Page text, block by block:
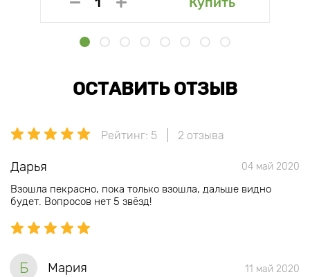
ОСТАВИТЬ ОТЗЫВ
Рейтинг: 5 2 отзыва
Дарья 04 май 2020
Взошла пекрасно, пока только взошла, дальше видно
будет. Вопросов нет 5 звёзд!
Б Мария 11 май 2020